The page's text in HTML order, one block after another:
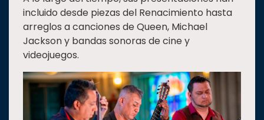
incluido desde piezas del Renacimiento hasta
arreglos a canciones de Queen, Michael
Jackson y bandas sonoras de cine y
videojuegos.